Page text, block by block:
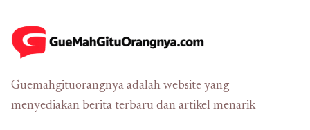
Guemahgituorangnya adalah website yang
menyediakan berita terbaru dan artikel menarik